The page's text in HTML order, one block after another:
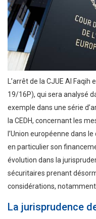
L’arrêt de la CJUE Al
19/16P), qui sera analysé
exemple dans une série
la CEDH, concernant les
l’Union européenne dans
en particulier son
évolution dans la
sécuritaires prenant
considérations,
La jurisprudence